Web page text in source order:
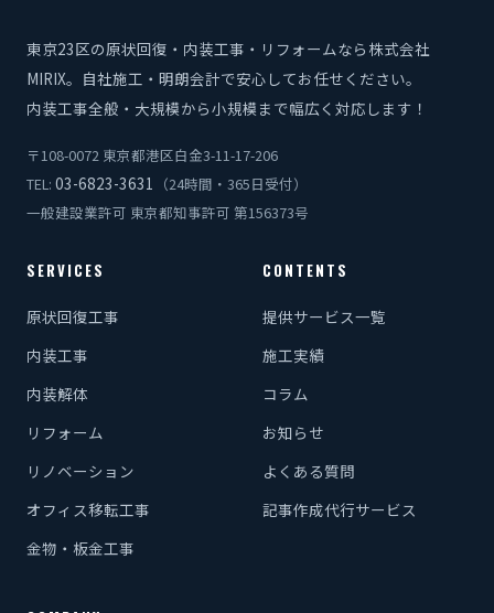
東京23区の原状回復・内装工事・リフォームなら株式会社
MIRIX。自社施工・明朗会計で安心してお任せください。
内装工事全般・大規模から小規模まで幅広く対応します！
〒108-0072 東京都港区白金3-11-17-206
TEL: 03-6823-3631
（24時間・365日受付）
一般建設業許可 東京都知事許可 第156373号
SERVICES
原状回復工事
内装工事
内装解体
リフォーム
リノベーション
オフィス移転工事
金物・板金工事
CONTENTS
提供サービス一覧
施工実績
コラム
お知らせ
よくある質問
記事作成代行サービス